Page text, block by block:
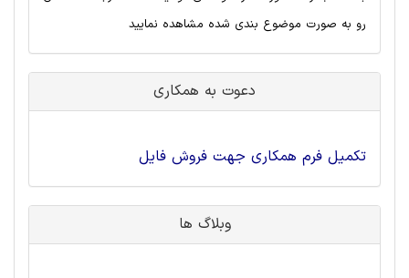
رو به صورت موضوع بندی شده مشاهده نمایید
دعوت به همکاری
تکمیل فرم همکاری جهت فروش فایل
وبلاگ ها